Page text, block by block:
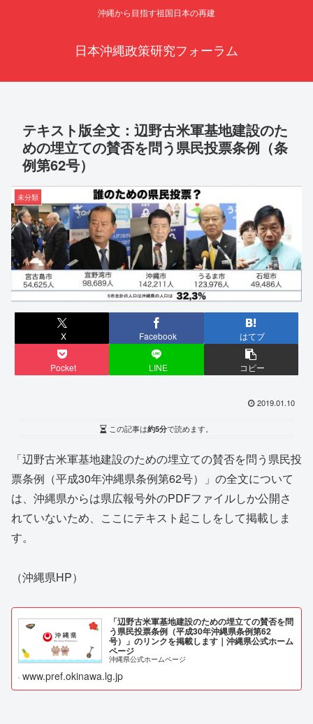
沖縄から目指す祖国日本の再建
日本沖縄政策研究フォーラム
テキスト版全文：辺野古米軍基地建設のた
めの埋立ての賛否を問う県民投票条例（条
例第62号）
未分類
X Facebook はてブ
Pocket LINE コピー
2019.01.10
この記事は約5分で読めます。
「辺野古米軍基地建設のための埋立ての賛否を問う県民投
票条例（平成30年沖縄県条例第62号）」の全文について
は、沖縄県からは県広報号外のPDFファイルしか公開さ
れていないため、ここにテキスト起こしをして掲載しま
す。
（沖縄県HP）
「辺野古米軍基地建設のための埋立ての賛否を問
う県民投票条例（平成30年沖縄県条例第62
号）」のリンクを掲載します｜沖縄県公式ホーム
ページ
沖縄県公式ホームページ
www.pref.okinawa.lg.jp